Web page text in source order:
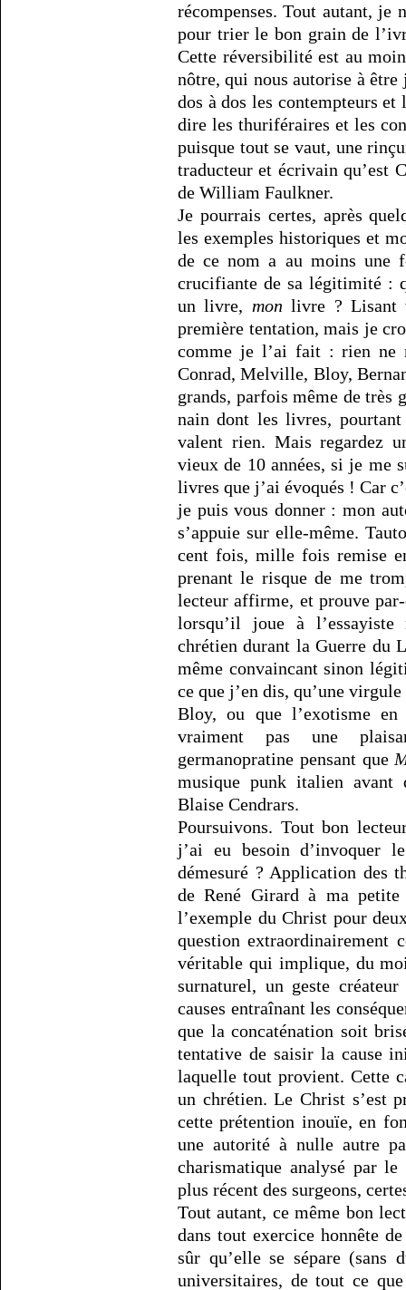
récompenses. Tout autant, je
pour trier le bon grain de
Cette réversibilité est au
nôtre, qui nous autorise à
dos à dos les contempteurs
dire les thuriféraires et les
puisque tout se vaut, une
traducteur et écrivain qu’est
de William Faulkner.
Je pourrais certes, après
les exemples historiques et
de ce nom a au moins une
crucifiante de sa légitimité :
un livre, mon livre ? Lisant
première tentation, mais je
comme je l’ai fait : rien ne
Conrad, Melville, Bloy,
grands, parfois même de très
nain dont les livres, pourtant
valent rien. Mais regardez
vieux de 10 années, si je me
livres que j’ai évoqués ! Car
je puis vous donner : mon
s’appuie sur elle-même.
cent fois, mille fois remise
prenant le risque de me
lecteur affirme, et prouve
lorsqu’il joue à
chrétien durant la Guerre du
même convaincant sinon
ce que j’en dis, qu’une
Bloy, ou que l’exotisme en
vraiment pas une
germanopratine pensant que
musique punk italien avant
Blaise Cendrars.
Poursuivons. Tout bon
j’ai eu besoin d’invoquer
démesuré ? Application des
de René Girard à ma petite
l’exemple du Christ pour
question extraordinairement
véritable qui implique, du
surnaturel, un geste
causes entraînant les
que la concaténation soit
tentative de saisir la cause
laquelle tout provient. Cette
un chrétien. Le Christ s’est
cette prétention inouïe, en
une autorité à nulle autre
charismatique analysé par
plus récent des surgeons,
Tout autant, ce même bon
dans tout exercice honnête
sûr qu’elle se sépare
universitaires, de tout ce